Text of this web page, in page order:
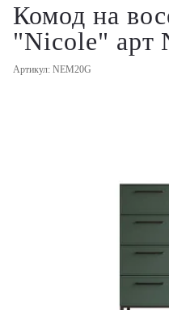
Комод на
"Nicole" арт
Артикул: NEM20G